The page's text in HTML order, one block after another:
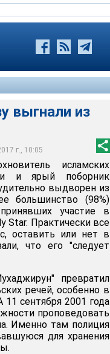
выгнали из
г., 10:05
Хамзы
исламских
и ярый поборник
выдворен из
большинство (98%)
участие в
Star. Практически все
оставить или нет в
что его "следует
превратил
речей, особенно в
сентября 2001 года
проповедовать
Именно там полиция
для хранения